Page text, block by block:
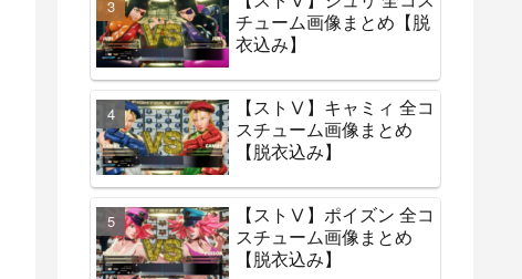
人気記事
【ストⅤ】春麗 全コスチ
ューム画像まとめ【脱衣
込み】
者卒業までに知っておき
たい必須コンボ7選！
【クラシック】